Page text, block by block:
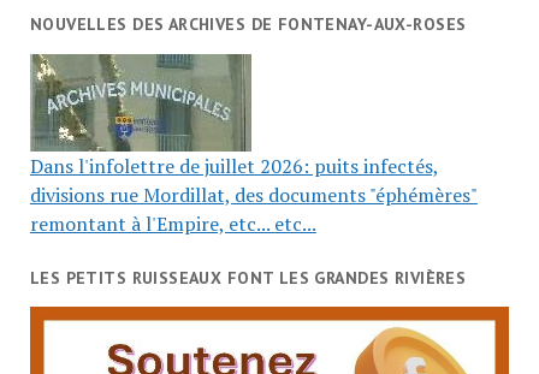
NOUVELLES DES ARCHIVES DE FONTENAY-AUX-ROSES
Dans l'infolettre de juillet 2026: puits infectés,
divisions rue Mordillat, des documents "éphémères"
remontant à l'Empire, etc... etc...
LES PETITS RUISSEAUX FONT LES GRANDES RIVIÈRES